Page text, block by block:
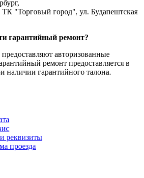
"Торговый город", ул. Будапештская
гарантийный ремонт?
авторизованные
ремонт предоставляется в
наличии гарантийного талона.
реквизиты
проезда